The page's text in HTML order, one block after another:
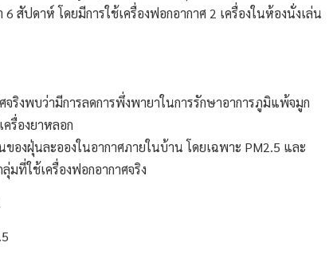
สัปดาห์ โดยมีการใช้เครื่องฟอกอากาศ 2 เครื่องในห้องนั่งเล่น
จริงพบว่ามีการลดการพึ่งพายาในการรักษาอาการภูมิแพ้จมูก
รื่องยาหลอก
องฝุ่นละอองในอากาศภายในบ้าน โดยเฉพาะ PM2.5 และ
มที่ใช้เครื่องฟอกอากาศจริง